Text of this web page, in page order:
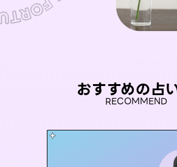
おすすめの占
RECOMMEND